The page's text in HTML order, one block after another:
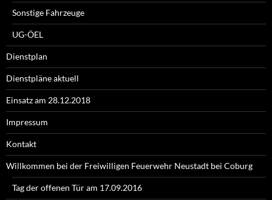
Sonstige Fahrzeuge
UG-ÖEL
Dienstplan
Dienstpläne aktuell
Einsatz am 28.12.2018
Impressum
Kontakt
Willkommen bei der Freiwilligen Feuerwehr Neustadt bei Coburg
Tag der offenen Tür am 17.09.2016